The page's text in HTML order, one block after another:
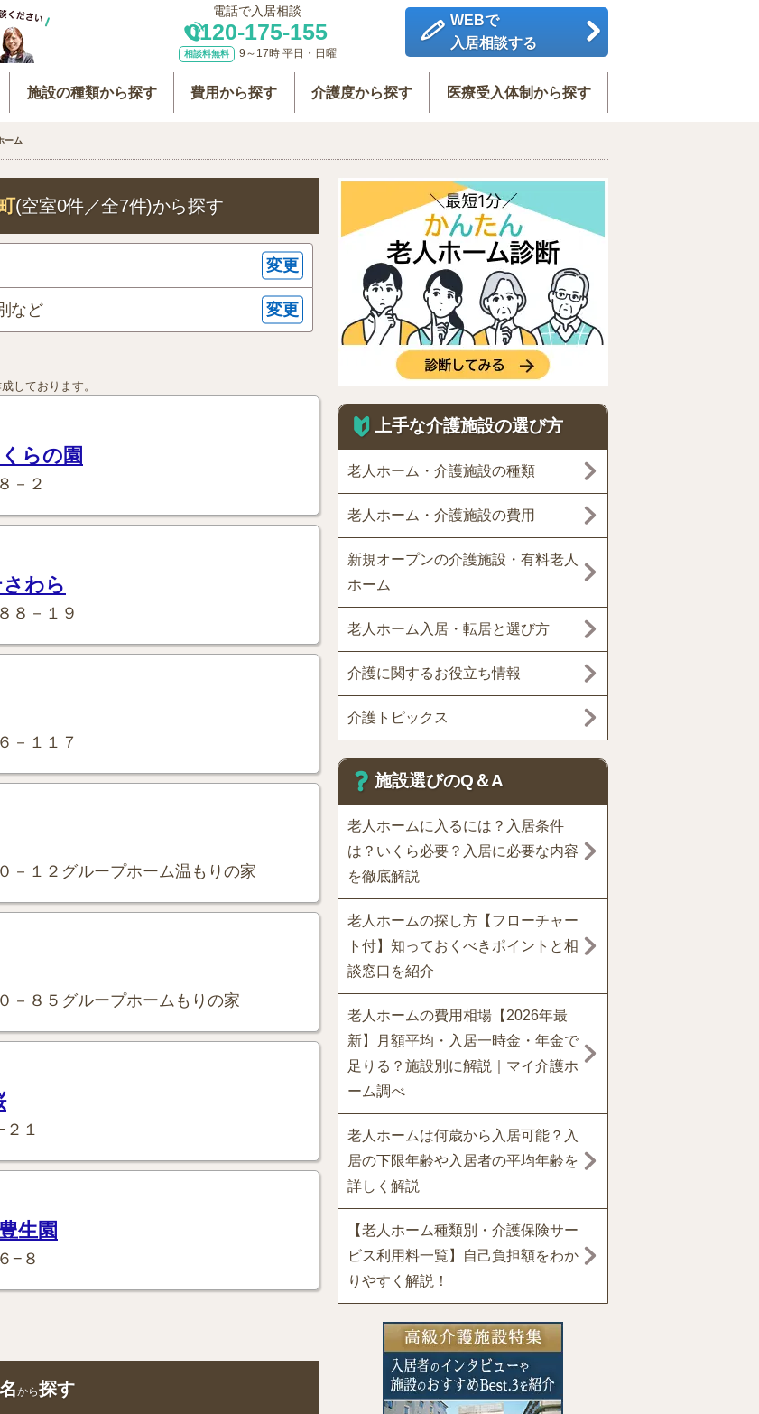
電話で入居相談
0120-175-155
相談料無料 9～17時 平日・日曜
WEBで
入居相談する
施設の種類から探す 費用から探す 介護度から探す 医療受入体制から探す
ーム
(空室0件／全7件)から探す
変更
など 変更
しております。
らの園
－２
わら
８－１９
－１１７
－１２グループホーム温もりの家
－８５グループホームもりの家
２１
生園
−８
から探す
上手な介護施設の選び方
老人ホーム・介護施設の種類
老人ホーム・介護施設の費用
新規オープンの介護施設・有料老人
ホーム
老人ホーム入居・転居と選び方
介護に関するお役立ち情報
介護トピックス
施設選びのQ＆A
老人ホームに入るには？入居条件
は？いくら必要？入居に必要な内容
を徹底解説
老人ホームの探し方【フローチャー
ト付】知っておくべきポイントと相
談窓口を紹介
老人ホームの費用相場【2026年最
新】月額平均・入居一時金・年金で
足りる？施設別に解説｜マイ介護ホ
ーム調べ
老人ホームは何歳から入居可能？入
居の下限年齢や入居者の平均年齢を
詳しく解説
【老人ホーム種類別・介護保険サー
ビス利用料一覧】自己負担額をわか
りやすく解説！